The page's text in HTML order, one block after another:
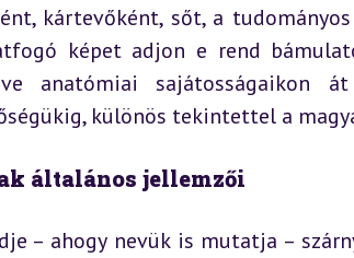
kártevőként, sőt, a
képet adjon e rend
anatómiai sajátosságaikon
különös tekintettel a
általános jellemzői
– ahogy nevük is mutatja –